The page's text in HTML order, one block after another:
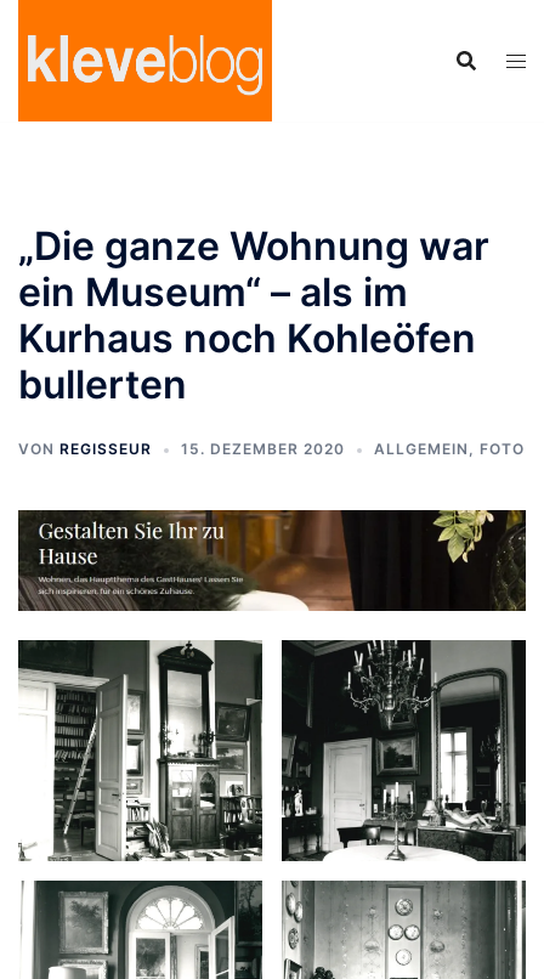
Inhalt
springen
„Die ganze Wohnung war
ein Museum“ – als im
Kurhaus noch Kohleöfen
bullerten
VON REGISSEUR 15. DEZEMBER 2020 ALLGEMEIN , FOTO